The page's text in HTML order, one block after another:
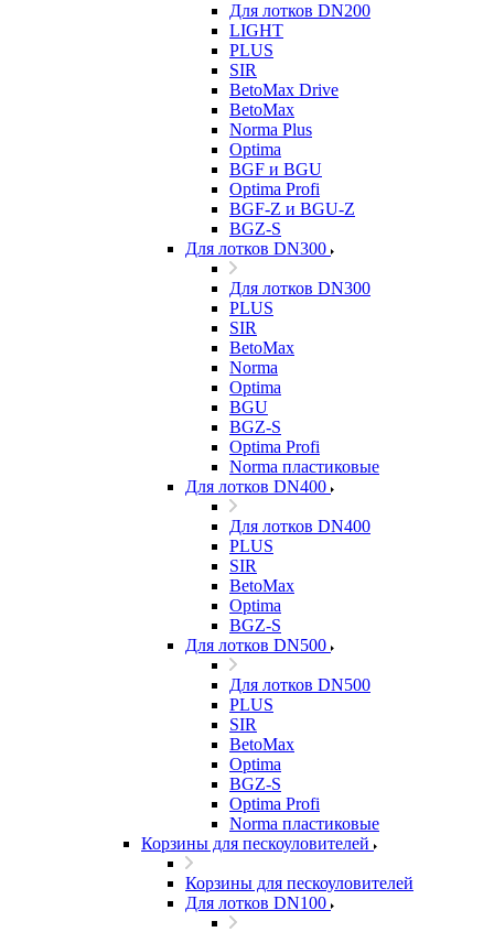
Для лотков DN200
LIGHT
PLUS
SIR
BetoMax Drive
BetoMax
Norma Plus
Optima
BGF и BGU
Optima Profi
BGF-Z и BGU-Z
BGZ-S
Для лотков DN300
Для лотков DN300
PLUS
SIR
BetoMax
Norma
Optima
BGU
BGZ-S
Optima Profi
Norma пластиковые
Для лотков DN400
Для лотков DN400
PLUS
SIR
BetoMax
Optima
BGZ-S
Для лотков DN500
Для лотков DN500
PLUS
SIR
BetoMax
Optima
BGZ-S
Optima Profi
Norma пластиковые
Корзины для пескоуловителей
Корзины для пескоуловителей
Для лотков DN100